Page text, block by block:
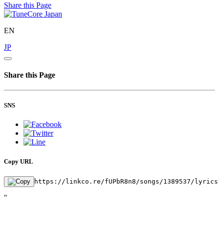
Share this Page
EN
JP
Share this Page
SNS
Copy URL
https://linkco.re/fUPbR8n8/songs/1389537/
"